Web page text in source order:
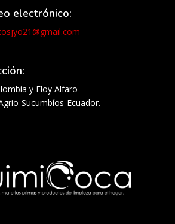
electrónico:
y Eloy Alfaro
Sucumbíos-Ecuador.